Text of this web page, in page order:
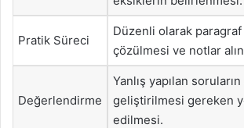
Pratik Süreci
Düzenli olarak paragraf
çözülmesi ve notlar
Değerlendirme
Yanlış yapılan
geliştirilmesi gereken
edilmesi.